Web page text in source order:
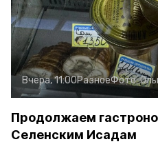
Вчера, 11:00РазноеФото:
Продолжаем
Селенским Исадам